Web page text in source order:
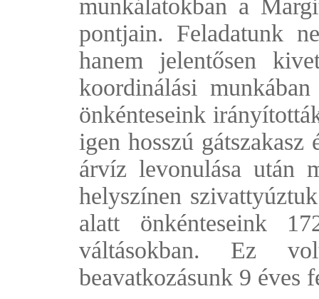
munkálatokban a
pontjain. Feladatunk
hanem jelentősen
koordinálási
önkénteseink
igen hosszú
árvíz levonulása után
helyszínen
alatt önkénteseink
váltásokban. Ez
beavatkozásunk 9 éves